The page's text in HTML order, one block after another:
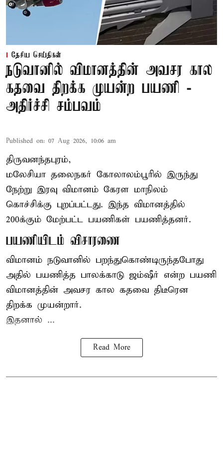
தேசிய செய்திகள்
நடுவானில் விமானத்தின் அவசர கால
கதவை திறக்க முயன்ற பயணி -
அதிர்ச்சி சம்பவம்
Published on: 07 Aug 2026, 10:06 am
திருவனந்தபுரம்,
மலேசியா தலைநகர் கோலாலம்பூரில் இருந்து
நேற்று இரவு விமானம் கேரள மாநிலம்
கொச்சிக்கு புறப்பட்டது. இந்த விமானத்தில்
200க்கும் மேற்பட்ட பயணிகள் பயணித்தனர்.
பயணியிடம் விசாரணை
விமானம் நடுவானில் பறந்துகொண்டிருந்தபோது
அதில் பயணித்த பாலக்காடு ஜம்ஷீர் என்ற பயணி
விமானத்தின் அவசர கால கதவை திடீரென
திறக்க முயன்றார்.
இதனால் ...
Read More